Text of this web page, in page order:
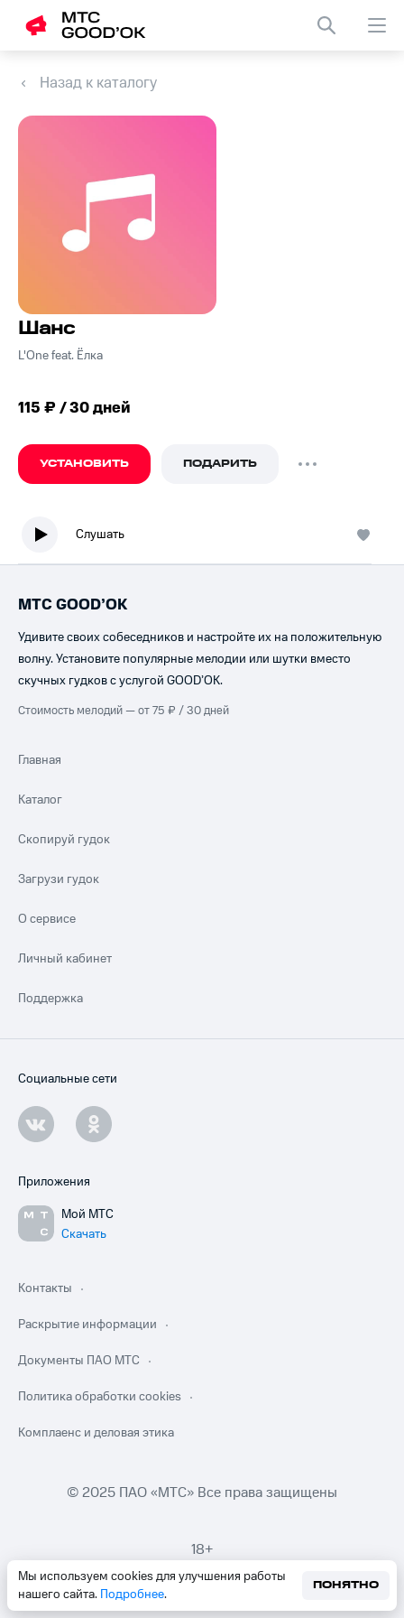
Назад к каталогу
Шанс
L'One feat. Ёлка
115 ₽ / 30 дней
УСТАНОВИТЬ ПОДАРИТЬ
Слушать
Мы используем cookies для улучшения работы
нашего сайта. Подробнее.
ПОНЯТНО
МТС GOOD’OK
Удивите своих собеседников и настройте их на положительную
волну. Установите популярные мелодии или шутки вместо
скучных гудков с услугой GOOD’OK.
Стоимость мелодий — от 75 ₽ / 30 дней
Главная
Каталог
Скопируй гудок
Загрузи гудок
О сервисе
Личный кабинет
Поддержка
Социальные сети
Приложения
Мой МТС
Скачать
Контакты
Раскрытие информации
Документы ПАО МТС
Политика обработки cookies
Комплаенс и деловая этика
© 2025 ПАО «МТС» Все права защищены
18+